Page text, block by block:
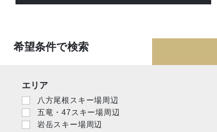
希望条件で検索
エリア
八方尾根スキー場周辺
五竜・47スキー場周辺
岩岳スキー場周辺